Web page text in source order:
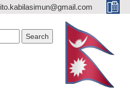
ito.kabilasimun@gmail.com